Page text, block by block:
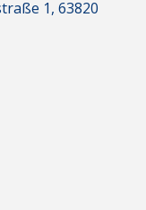
1, 63820